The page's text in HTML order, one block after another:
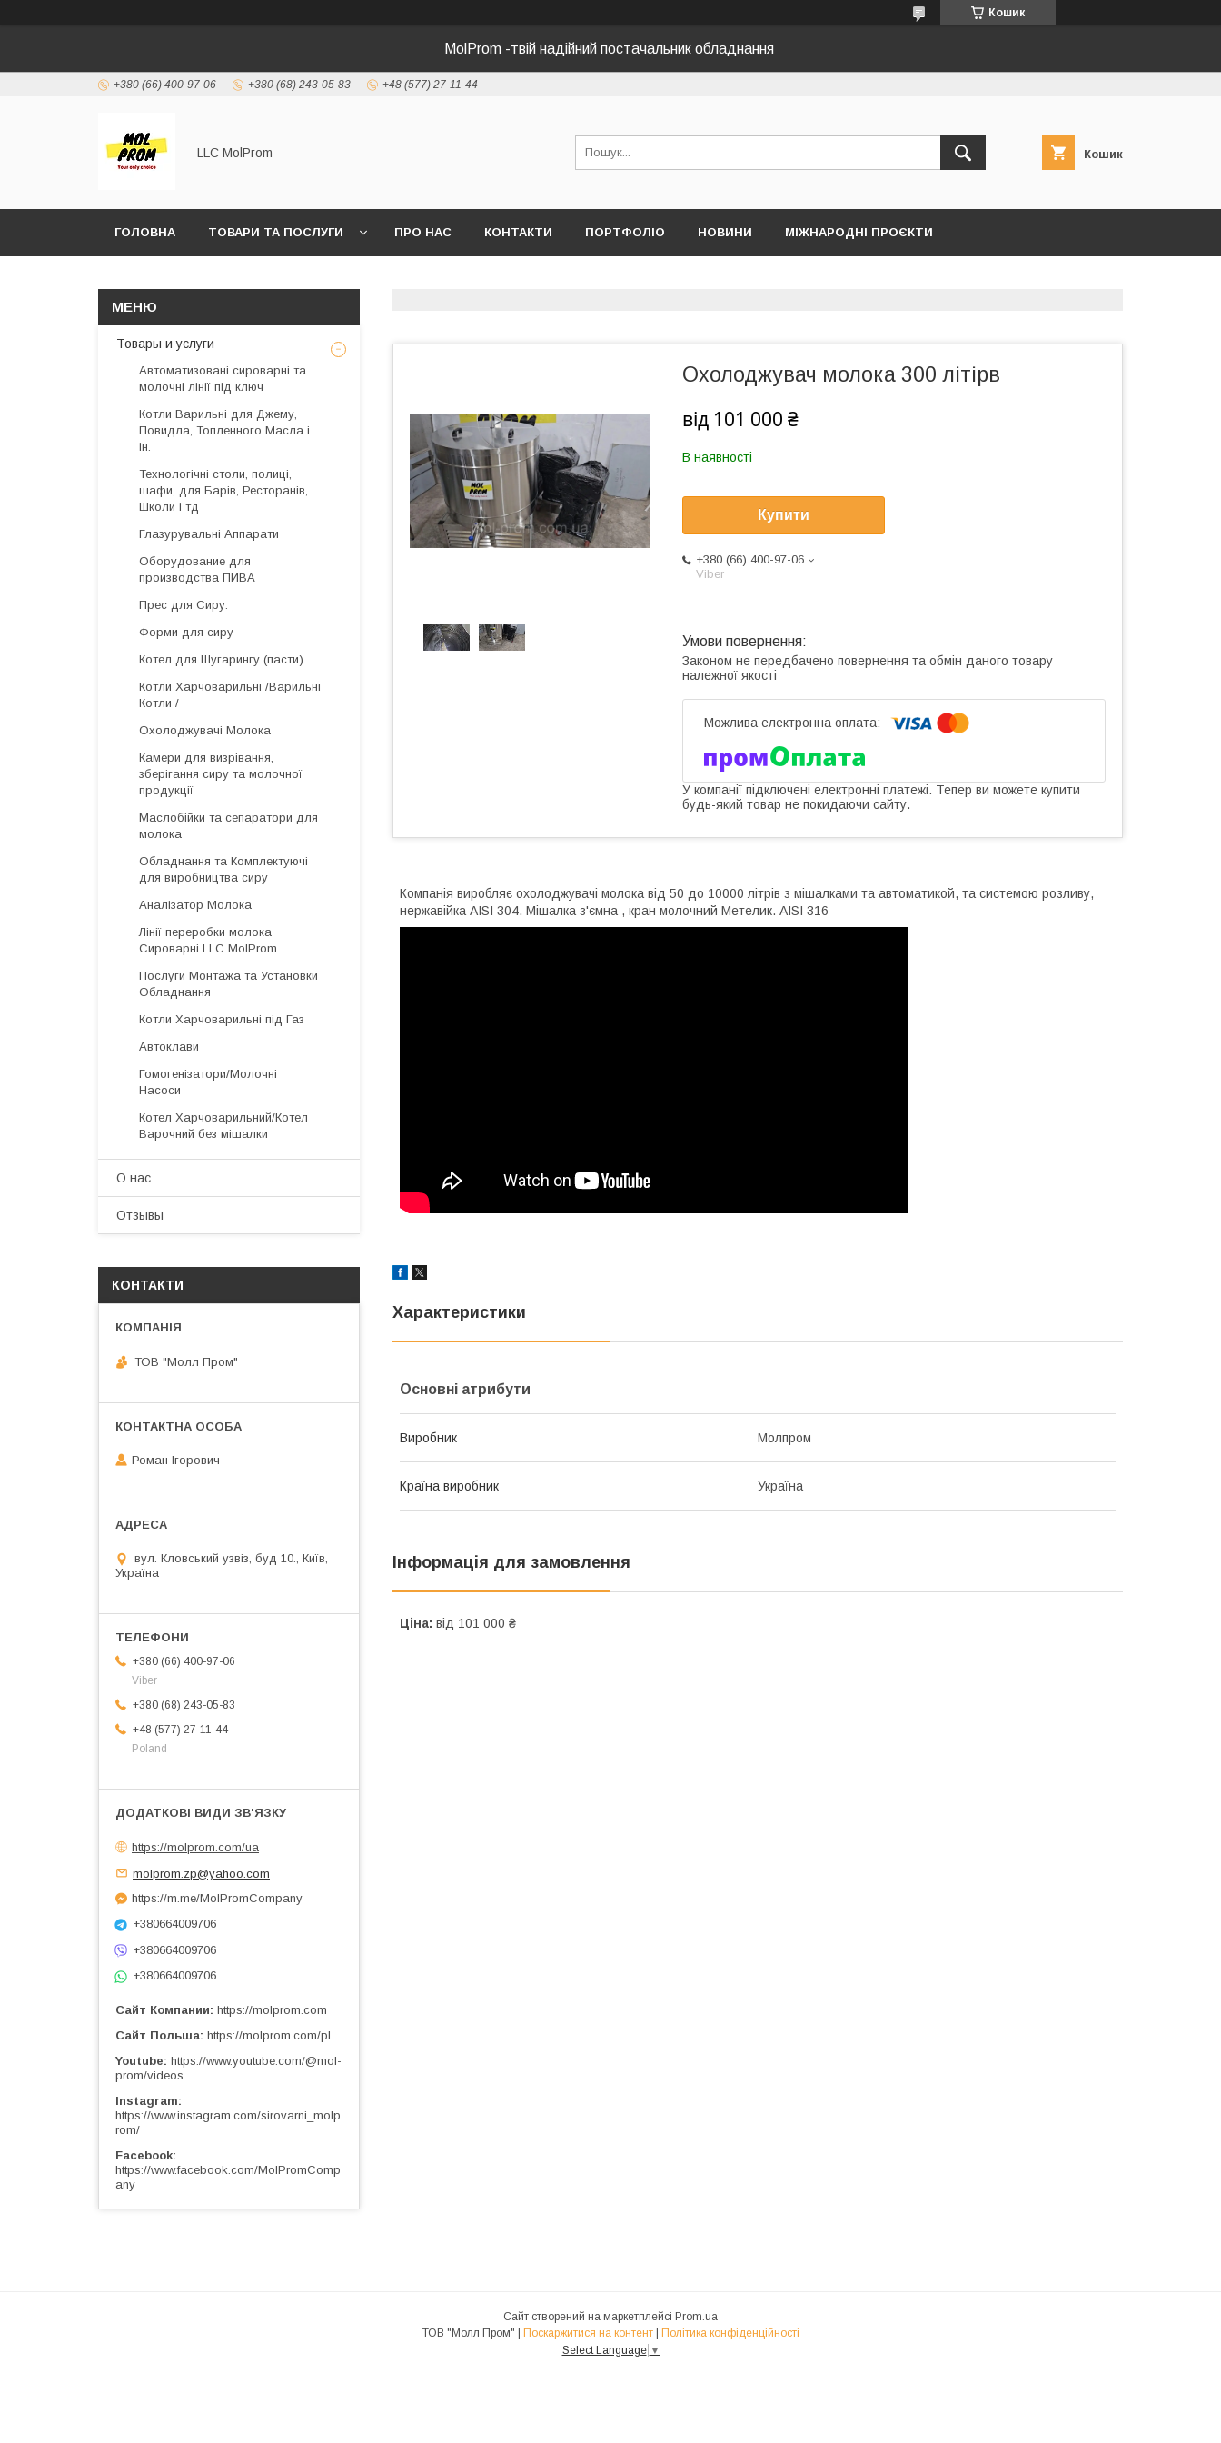
Кошик
MolProm -твій надійний постачальник обладнання
+380 (66) 400-97-06 +380 (68) 243-05-83 +48 (577) 27-11-44
LLC MolProm Кошик
ГОЛОВНА ТОВАРИ ТА ПОСЛУГИ ПРО НАС КОНТАКТИ ПОРТФОЛІО НОВИНИ МІЖНАРОДНІ ПРОЄКТИ
Охолоджувач молока 300 літірв
від 101 000 ₴
В наявності
Купити
+380 (66) 400-97-06
Viber
Законом не передбачено повернення та обмін даного товару
належної якості
У компанії підключені електронні платежі. Тепер ви можете купити
будь-який товар не покидаючи сайту.
Компанія виробляє охолоджувачі молока від 50 до 10000 літрів з мішалками та автоматикой, та системою розливу,
нержавійка AISI 304. Мішалка з'ємна , кран молочний Метелик. AISI 316
Характеристики
Основні атрибути
Виробник Молпром
Країна виробник Україна
Інформація для замовлення
Ціна: від 101 000 ₴
Товары и услуги
Автоматизовані сироварні та
молочні лінії під ключ
Котли Варильні для Джему,
Повидла, Топленного Масла і
ін.
Технологічні столи, полиці,
шафи, для Барів, Ресторанів,
Школи і тд
Глазурувальні Аппарати
Оборудование для
производства ПИВА
Прес для Сиру.
Форми для сиру
Котел для Шугарингу (пасти)
Котли Харчоварильні /Варильні
Котли /
Охолоджувачі Молока
Камери для визрівання,
зберігання сиру та молочної
продукції
Маслобійки та сепаратори для
молока
Обладнання та Комплектуючі
для виробництва сиру
Аналізатор Молока
Лінії переробки молока
Сироварні LLC MolProm
Послуги Монтажа та Установки
Обладнання
Котли Харчоварильні під Газ
Автоклави
Гомогенізатори/Молочні
Насоси
Котел Харчоварильний/Котел
Варочний без мішалки
О нас
Отзывы
КОНТАКТИ
ТОВ "Молл Пром"
Роман Ігорович
вул. Кловський узвіз, буд 10., Київ,
Україна
+380 (66) 400-97-06
Viber
+380 (68) 243-05-83
+48 (577) 27-11-44
Poland
https://molprom.com/ua
molprom.zp@yahoo.com
https://m.me/MolPromCompany
+380664009706
+380664009706
+380664009706
Сайт Компании https://molprom.com
Сайт Польша https://molprom.com/pl
Youtube https://www.youtube.com/@mol-
prom/videos
Instagram
https://www.instagram.com/sirovarni_molp
rom/
Facebook
https://www.facebook.com/MolPromComp
any
Сайт створений на маркетплейсі Prom.ua
Поскаржитися на контент
Політика конфіденційності
Select Language ▼